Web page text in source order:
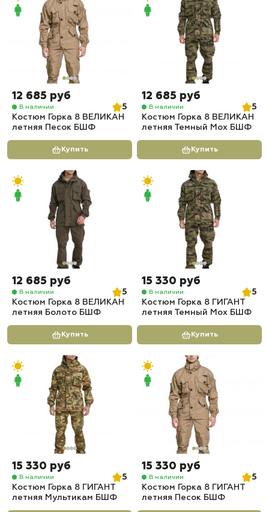
12 685 руб
В наличии
5
Костюм Горка 8 ВЕЛИКАН
летняя Песок БШФ
Купить
12 685 руб
В наличии
5
Костюм Горка 8 ВЕЛИКАН
летняя Темный Мох БШФ
Купить
12 685 руб
В наличии
5
Костюм Горка 8 ВЕЛИКАН
летняя Болото БШФ
Купить
15 330 руб
В наличии
5
Костюм Горка 8 ГИГАНТ
летняя Темный Мох БШФ
Купить
15 330 руб
В наличии
5
Костюм Горка 8 ГИГАНТ
летняя Мультикам БШФ
15 330 руб
В наличии
5
Костюм Горка 8 ГИГАНТ
летняя Песок БШФ